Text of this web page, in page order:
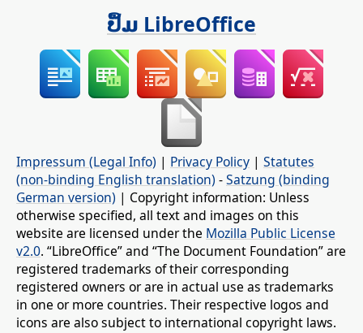
ປຶ້ມ LibreOffice
Impressum (Legal Info) | Privacy Policy | Statutes
(non-binding English translation) -Satzung (binding
German version) | Copyright information: Unless
otherwise specified, all text and images on this
website are licensed under the Mozilla Public License
v2.0. “LibreOffice” and “The Document Foundation” are
registered trademarks of their corresponding
registered owners or are in actual use as trademarks
in one or more countries. Their respective logos and
icons are also subject to international copyright laws.